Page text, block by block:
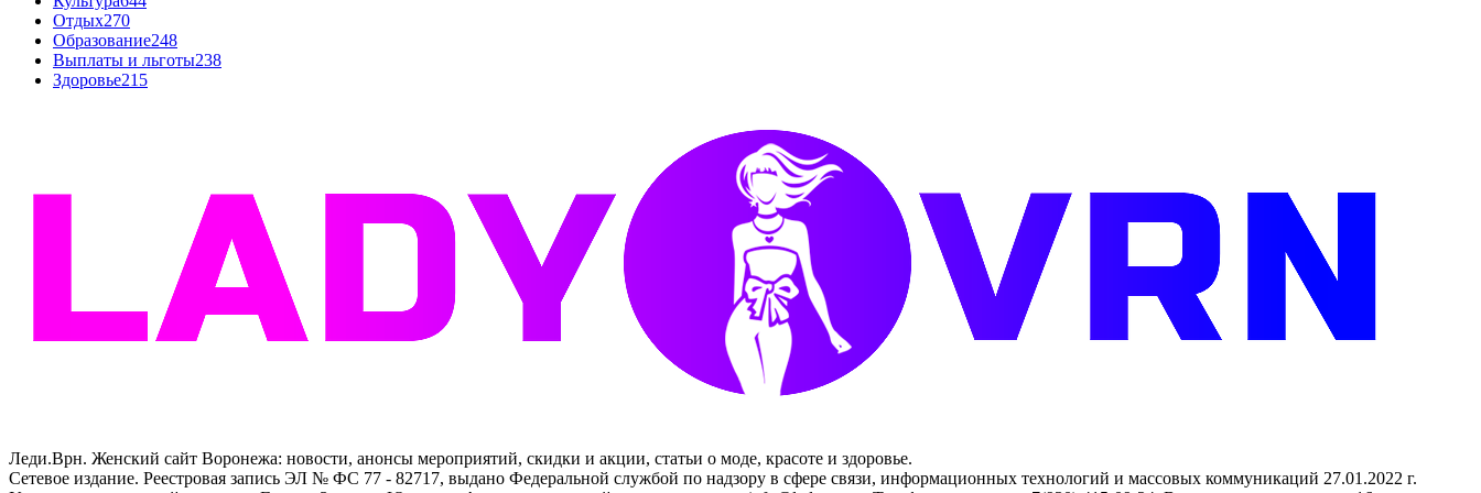
Отдых270
Образование248
Выплаты и льготы238
Здоровье215
Леди.Врн. Женский сайт Воронежа: новости, анонсы мероприятий, скидки и акции, статьи о моде, красоте и здоровье.
Сетевое издание. Реестровая запись ЭЛ № ФС 77 - 82717, выдано Федеральной службой по надзору в сфере связи, информационных технологий и массовых коммуникаций 27.01.2022 г.